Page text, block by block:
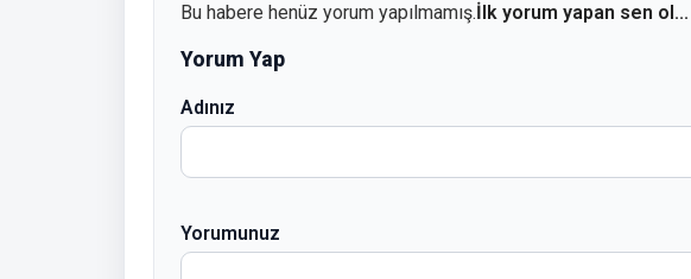
Bu habere henüz yorum yapılmamış.İlk yorum yapan sen ol...
Yorum Yap
Adınız
Yorumunuz